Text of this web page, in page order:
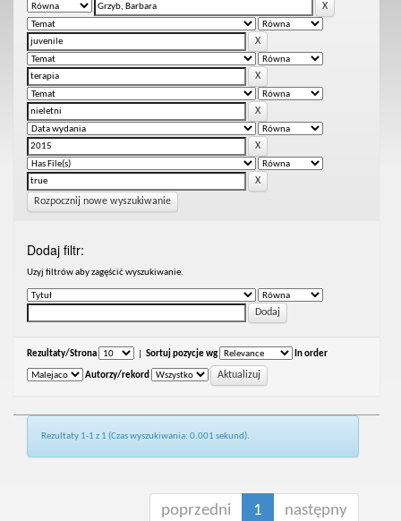
Rozpocznij nowe wyszukiwanie
Dodaj filtr:
Uzyj filtrów aby zagęścić wyszukiwanie.
Rezultaty/Strona Sortuj pozycje wg In order
Autorzy/rekord
Rezultaty 1-1 z 1 (Czas wyszukiwania: 0.001 sekund).
poprzedni 1 następny